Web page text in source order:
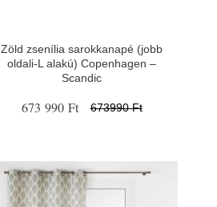
Zöld zsenília sarokkanapé (jobb
oldali-L alakú) Copenhagen –
Scandic
673 990 Ft 673990 Ft